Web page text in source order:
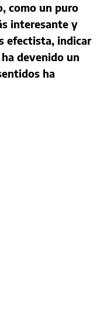
como un puro
interesante y
efectista, indicar
devenido un
ha